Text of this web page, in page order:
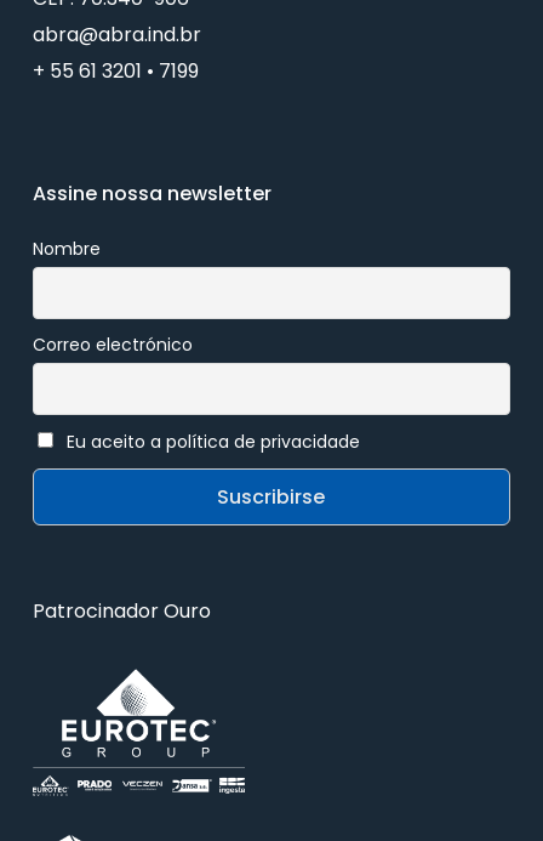
abra@abra.ind.br
+ 55 61 3201 • 7199
Assine nossa newsletter
Nombre
Correo electrónico
Eu aceito a política de privacidade
Patrocinador Ouro